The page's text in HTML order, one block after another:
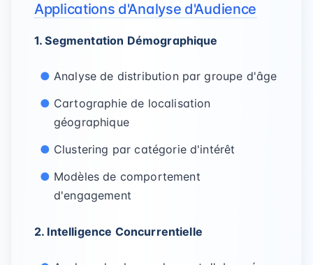
Applications d'Analyse d'Audience
1. Segmentation Démographique
Analyse de distribution par groupe d'âge
Cartographie de localisation
géographique
Clustering par catégorie d'intérêt
Modèles de comportement
d'engagement
2. Intelligence Concurrentielle